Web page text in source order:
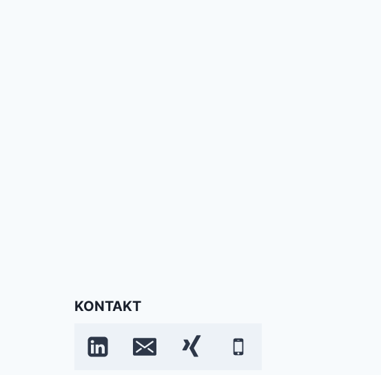
KONTAKT